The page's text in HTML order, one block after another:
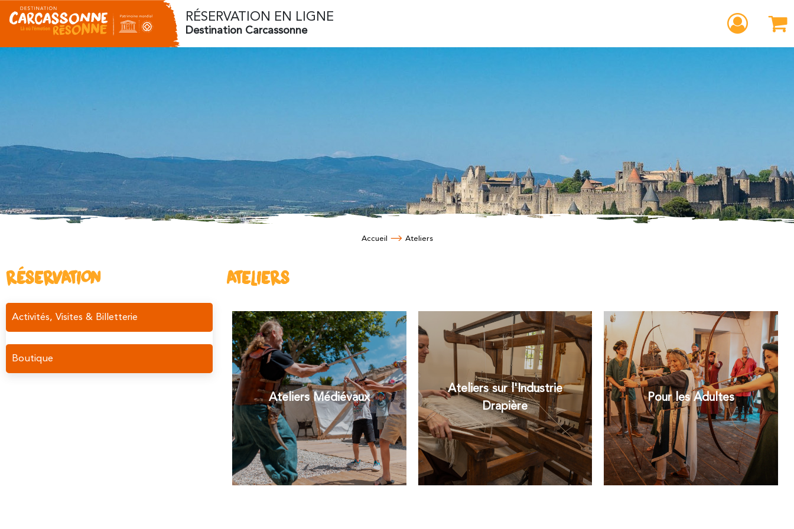
RÉSERVATION EN LIGNE
Destination Carcassonne
Accueil Ateliers
RÉSERVATION
Activités, Visites & Billetterie
Boutique
ATELIERS
Ateliers Médiévaux
Ateliers sur l'Industrie
Drapière
Pour les Adultes